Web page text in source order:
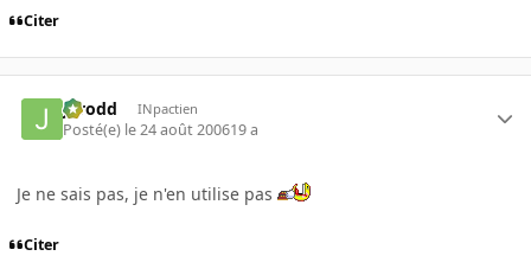
Citer
Jarodd INpactien
Posté(e) le 24 août 200619 a
Je ne sais pas, je n'en utilise pas
Citer